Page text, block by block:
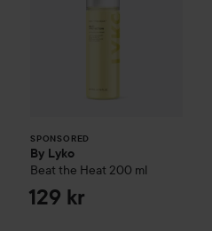
SPONSORED
By Lyko
Beat the Heat 200 ml
129 kr